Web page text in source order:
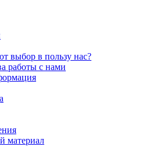
выбор в пользу нас?
работы с нами
материал